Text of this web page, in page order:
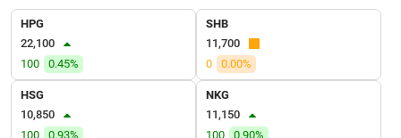
HPG
22,100
100
0.45%
SHB
11,700
0
0.00%
HSG
10,850
100
0.93%
NKG
11,150
100
0.90%
VỤ
TRUYỀN
THÔNG
TIỆN